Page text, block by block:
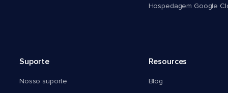
Hospedagem Google
Suporte
Nosso suporte
Resources
Blog